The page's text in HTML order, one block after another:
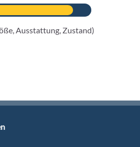
Ausstattung, Zustand)